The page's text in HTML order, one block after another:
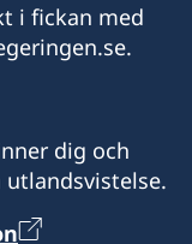
i fickan med
dig och